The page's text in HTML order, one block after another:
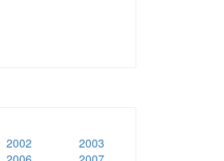
2002
2003